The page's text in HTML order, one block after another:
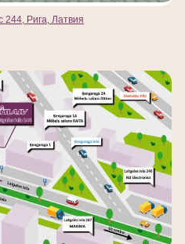
244, Рига, Латвия